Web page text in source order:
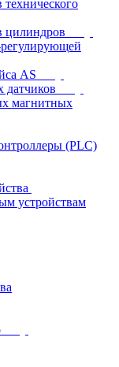
цилиндров
AS
датчиков
магнитных
(PLC)
устройствам